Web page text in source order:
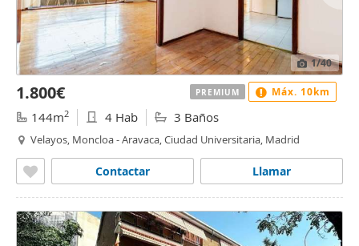
1/40
1.800€
144m2 4 Hab 3 Baños
Velayos, Moncloa - Aravaca, Ciudad Universitaria, Madrid
Llamar
Contactar
PREMIUM Máx. 10km